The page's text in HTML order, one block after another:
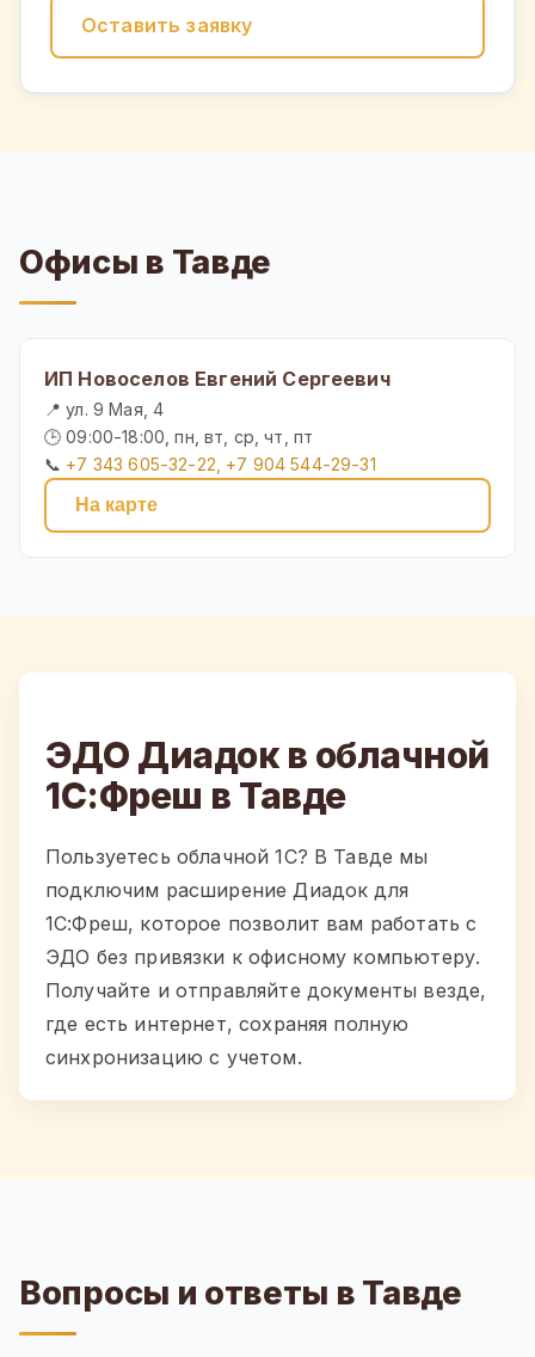
Оставить заявку
Офисы в Тавде
ИП Новоселов Евгений Сергеевич
📍 ул. 9 Мая, 4
🕒 09:00-18:00, пн, вт, ср, чт, пт
📞 +7 343 605-32-22, +7 904 544-29-31
На карте
ЭДО Диадок в облачной
1С:Фреш в Тавде
Пользуетесь облачной 1С? В Тавде мы
подключим расширение Диадок для
1С:Фреш, которое позволит вам работать с
ЭДО без привязки к офисному компьютеру.
Получайте и отправляйте документы везде,
где есть интернет, сохраняя полную
синхронизацию с учетом.
Вопросы и ответы в Тавде